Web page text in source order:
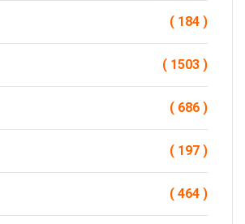
( 184 )
( 1503 )
( 686 )
( 197 )
( 464 )